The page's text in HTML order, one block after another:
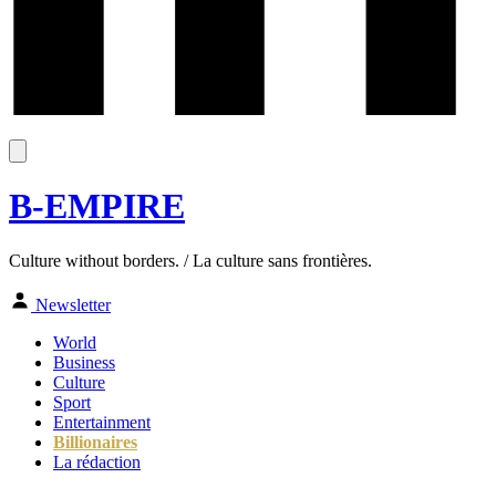
B-EMPIRE
Culture without borders. / La culture sans frontières.
Newsletter
World
Business
Culture
Sport
Entertainment
Billionaires
La rédaction